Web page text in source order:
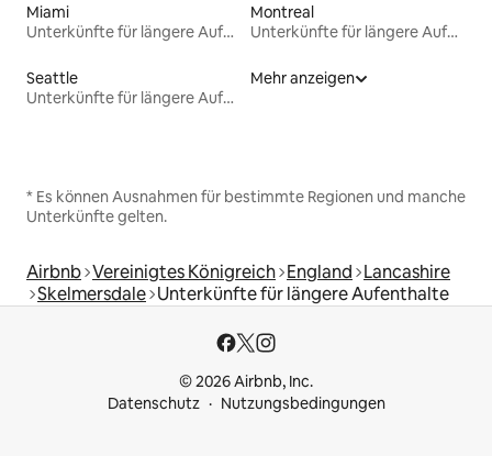
Miami
Unterkünfte für längere Aufenthalte
Montreal
Unterkünfte für längere Aufenthalte
Seattle
Unterkünfte für längere Aufenthalte
Mehr anzeigen
* Es können Ausnahmen für bestimmte Regionen und manche
Unterkünfte gelten.
Airbnb Vereinigtes Königreich England Lancashire
Skelmersdale Unterkünfte für längere Aufenthalte
© 2026 Airbnb, Inc.
Datenschutz
Nutzungsbedingungen